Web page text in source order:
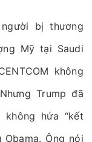
bị thương
Mỹ tại Saudi
không
Trump đã
hứa “kết
Ông nói